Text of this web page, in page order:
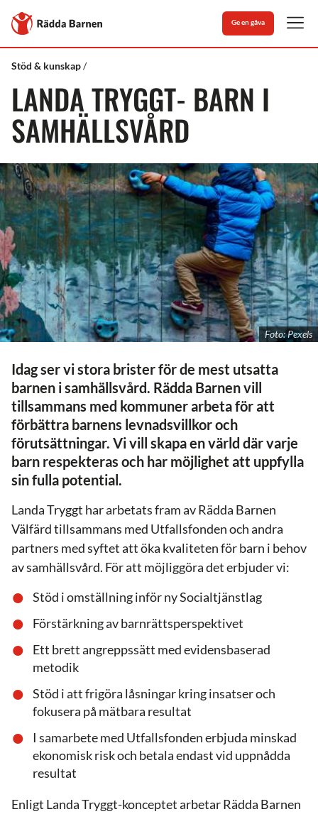
Till
Rädda
Barnens
Ge en gåva
Rädda
Stöd & kunskap
Landa
LANDA TRYGGT- BARN I
SAMHÄLLSVÅRD
Foto: Pexels
Idag ser vi stora brister för de mest utsatta
barnen i samhällsvård. Rädda Barnen vill
tillsammans med kommuner arbeta för att
förbättra barnens levnadsvillkor och
förutsättningar. Vi vill skapa en värld där varje
barn respekteras och har möjlighet att uppfylla
sin fulla potential.
Landa Tryggt har arbetats fram av Rädda Barnen
Välfärd tillsammans med Utfallsfonden och andra
partners med syftet att öka kvaliteten för barn i behov
av samhällsvård. För att möjliggöra det erbjuder vi:
Stöd i omställning inför ny Socialtjänstlag
Förstärkning av barnrättsperspektivet
Ett brett angreppssätt med evidensbaserad
metodik
Stöd i att frigöra låsningar kring insatser och
fokusera på mätbara resultat
I samarbete med Utfallsfonden erbjuda minskad
ekonomisk risk och betala endast vid uppnådda
resultat
Enligt Landa Tryggt-konceptet arbetar Rädda Barnen